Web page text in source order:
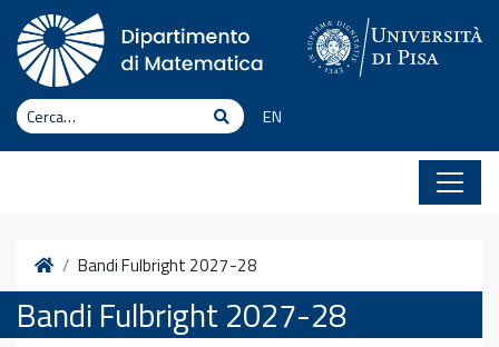
Vai al contenuto
Cerca CercaEN
HomeBandi Fulbright 2027-28
Bandi Fulbright 2027-28